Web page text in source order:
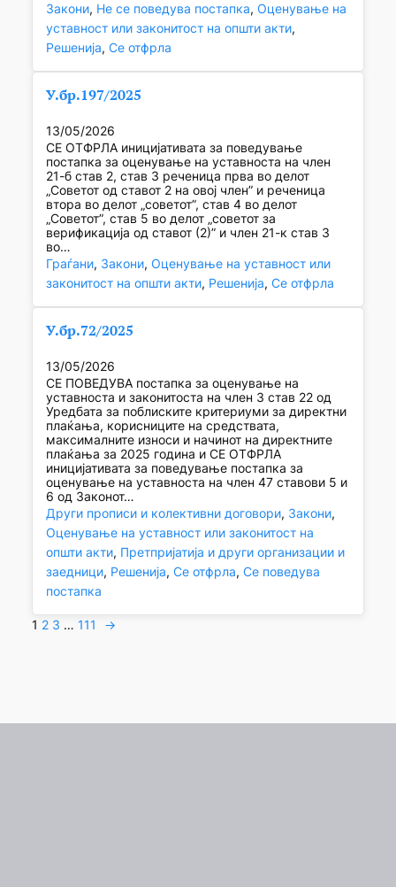
Закони, Не се поведува постапка, Оценување на
уставност или законитост на општи акти
Решенија, Се отфрла
У.бр.197/2025
13/05/2026
СЕ ОТФРЛА иницијативата за поведување
постапка за оценување на уставноста на член
21-б став 2, став 3 реченица прва во делот
„Советот од ставот 2 на овој член” и реченица
втора во делот „советот”, став 4 во делот
„Советот”, став 5 во делот „советот за
верификација од ставот (2)” и член 21-к став 3
во…
Граѓани, Закони, Оценување на уставност или
законитост на општи акти, Решенија, Се отфрла
У.бр.72/2025
13/05/2026
СЕ ПОВЕДУВА постапка за оценување на
уставноста и законитоста на член 3 став 22 од
Уредбата за поблиските критериуми за директни
плаќања, корисниците на средствата,
максималните износи и начинот на директните
плаќања за 2025 година и СЕ ОТФРЛА
иницијативата за поведување постапка за
оценување на уставноста на член 47 ставови 5 и
6 од Законот…
Други прописи и колективни договори, Закони
Оценување на уставност или законитост на
општи акти, Претпријатија и други организации и
заедници, Решенија, Се отфрла, Се поведува
постапка
1 2 3 … 111 →